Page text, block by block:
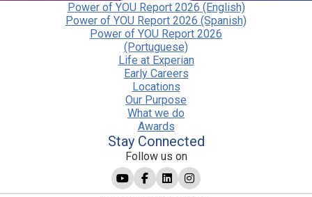
Power of YOU Report 2026 (English)
Power of YOU Report 2026 (Spanish)
Power of YOU Report 2026
(Portuguese)
Life at Experian
Early Careers
Locations
Our Purpose
What we do
Awards
Stay Connected
Follow us on